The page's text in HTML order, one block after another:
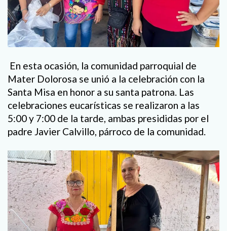
En esta ocasión, la comunidad parroquial de
Mater Dolorosa se unió a la celebración con la
Santa Misa en honor a su santa patrona. Las
celebraciones eucarísticas se realizaron a las
5:00 y 7:00 de la tarde, ambas presididas por el
padre Javier Calvillo, párroco de la comunidad.